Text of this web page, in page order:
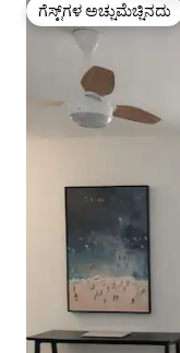
ಗೆಸ್ಟ್‌ಗಳ ಅಚ್ಚುಮೆಚ್ಚಿನದು
ಗೆಸ್ಟ್‌ಗಳ ಅಚ್ಚುಮೆಚ್ಚಿನದು